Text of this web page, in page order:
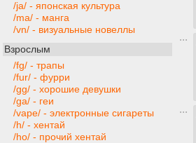
/ja/ - японская культура
/ma/ - манга
/vn/ - визуальные новеллы
Взрослым
/fg/ - трапы
/fur/ - фурри
/gg/ - хорошие девушки
/ga/ - геи
/vape/ - электронные сигареты
/h/ - хентай
/ho/ - прочий хентай